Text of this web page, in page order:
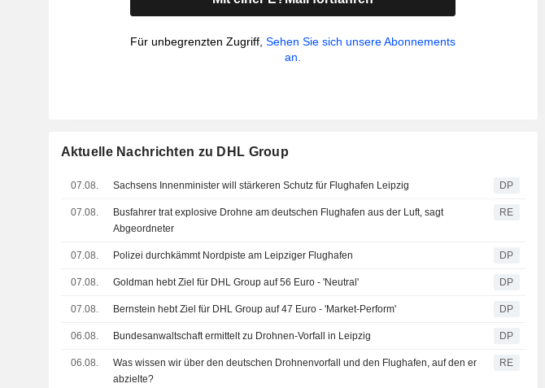
Für unbegrenzten Zugriff,Sehen Sie sich unsere Abonnements
an.
Aktuelle Nachrichten zu DHL Group
07.08. Sachsens Innenminister will stärkeren Schutz für Flughafen Leipzig DP
07.08.
Busfahrer trat explosive Drohne am deutschen Flughafen aus der Luft, sagt
Abgeordneter
RE
07.08. Polizei durchkämmt Nordpiste am Leipziger Flughafen DP
07.08. Goldman hebt Ziel für DHL Group auf 56 Euro - 'Neutral' DP
07.08. Bernstein hebt Ziel für DHL Group auf 47 Euro - 'Market-Perform' DP
06.08. Bundesanwaltschaft ermittelt zu Drohnen-Vorfall in Leipzig DP
06.08.
Was wissen wir über den deutschen Drohnenvorfall und den Flughafen, auf den er
abzielte?
RE